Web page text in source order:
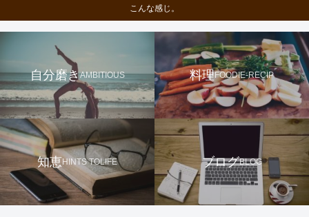
こんな感じ。
自分磨きAMBITIOUS 料理FOODIE-RECIP
知恵HINTS TOLIFE ブログBLOG